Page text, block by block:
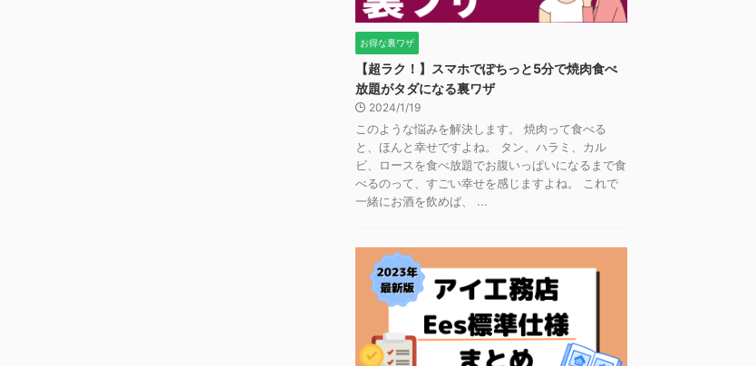
お得な裏ワザ
【超ラク！】スマホでぽちっと5分で焼肉食べ
放題がタダになる裏ワザ
2024/1/19
このような悩みを解決します。 焼肉って食べる
と、ほんと幸せですよね。 タン、ハラミ、カル
ビ、ロースを食べ放題でお腹いっぱいになるまで食
べるのって、すごい幸せを感じますよね。 これで
一緒にお酒を飲めば、 ...